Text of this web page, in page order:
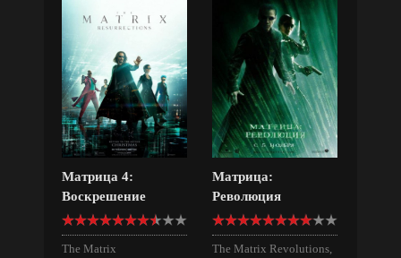
Матрица 4:
Воскрешение
The Matrix
Матрица:
Революция
The Matrix Revolutions,